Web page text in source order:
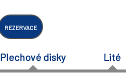
REZERVACE
Plechové disky Lité